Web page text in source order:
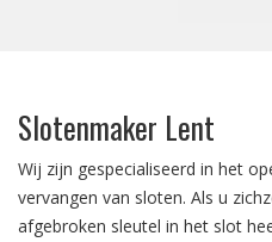
Slotenmaker Lent
Wij zijn gespecialiseerd in het
vervangen van sloten. Als u
afgebroken sleutel in het slot